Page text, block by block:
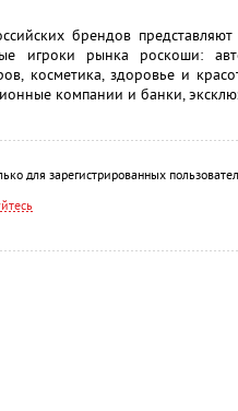
брендов
игроки рынка роскоши:
косметика, здоровье и
компании и банки,
для зарегистрированных